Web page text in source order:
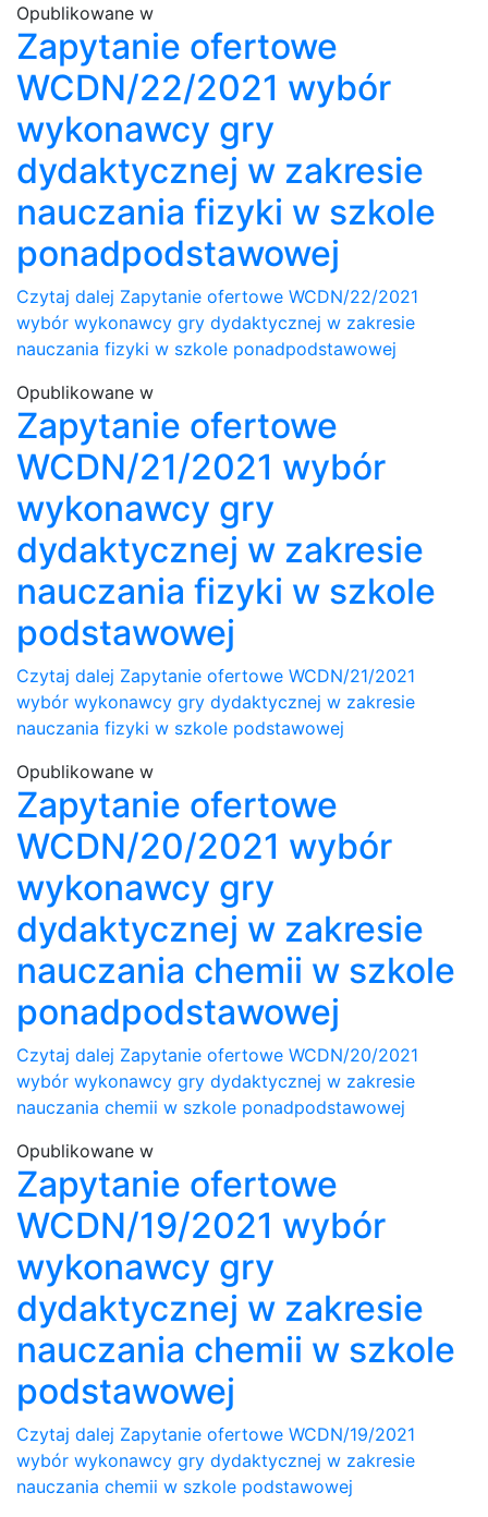
Opublikowane w
Zapytanie ofertowe
WCDN/22/2021 wybór
wykonawcy gry
dydaktycznej w zakresie
nauczania fizyki w szkole
ponadpodstawowej
Czytaj dalej Zapytanie ofertowe WCDN/22/2021
wybór wykonawcy gry dydaktycznej w zakresie
nauczania fizyki w szkole ponadpodstawowej
Opublikowane w
Zapytanie ofertowe
WCDN/21/2021 wybór
wykonawcy gry
dydaktycznej w zakresie
nauczania fizyki w szkole
podstawowej
Czytaj dalej Zapytanie ofertowe WCDN/21/2021
wybór wykonawcy gry dydaktycznej w zakresie
nauczania fizyki w szkole podstawowej
Opublikowane w
Zapytanie ofertowe
WCDN/20/2021 wybór
wykonawcy gry
dydaktycznej w zakresie
nauczania chemii w szkole
ponadpodstawowej
Czytaj dalej Zapytanie ofertowe WCDN/20/2021
wybór wykonawcy gry dydaktycznej w zakresie
nauczania chemii w szkole ponadpodstawowej
Opublikowane w
Zapytanie ofertowe
WCDN/19/2021 wybór
wykonawcy gry
dydaktycznej w zakresie
nauczania chemii w szkole
podstawowej
Czytaj dalej Zapytanie ofertowe WCDN/19/2021
wybór wykonawcy gry dydaktycznej w zakresie
nauczania chemii w szkole podstawowej